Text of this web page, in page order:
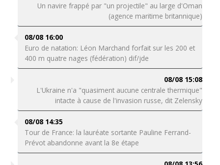
Un navire frappé par "un projectile" au large d'Oman
(agence maritime britannique)
08/08 16:00
Euro de natation: Léon Marchand forfait sur les 200 et
400 m quatre nages (fédération) dif/jde
08/08 15:08
L'Ukraine n'a "quasiment aucune centrale thermique"
intacte à cause de l'invasion russe, dit Zelensky
08/08 14:35
Tour de France: la lauréate sortante Pauline Ferrand-
Prévot abandonne avant la 8e étape